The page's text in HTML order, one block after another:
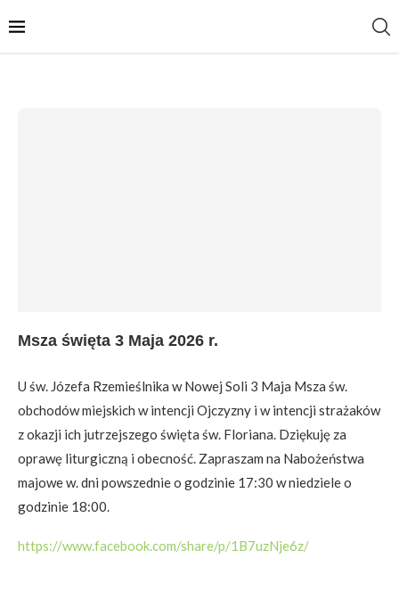
Msza święta 3 Maja 2026 r.
U św. Józefa Rzemieślnika w Nowej Soli 3 Maja Msza św.
obchodów miejskich w intencji Ojczyzny i w intencji strażaków
z okazji ich jutrzejszego święta św. Floriana. Dziękuję za
oprawę liturgiczną i obecność. Zapraszam na Nabożeństwa
majowe w. dni powszednie o godzinie 17:30 w niedziele o
godzinie 18:00.
https://www.facebook.com/share/p/1B7uzNje6z/